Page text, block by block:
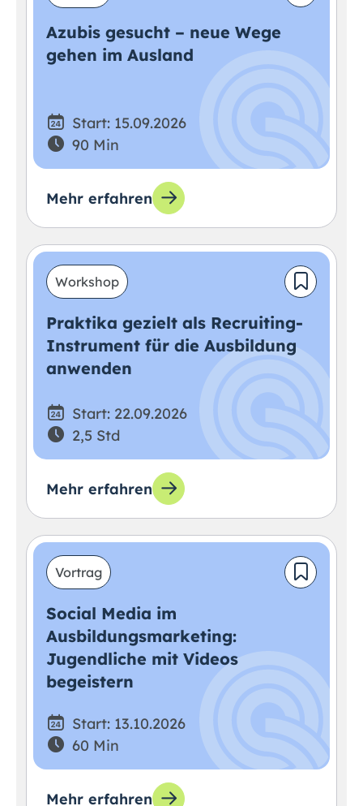
Azubis gesucht – neue Wege
gehen im Ausland
Start: 15.09.2026
90 Min
Mehr erfahren
Workshop
Praktika gezielt als Recruiting-
Instrument für die Ausbildung
anwenden
Start: 22.09.2026
2,5 Std
Mehr erfahren
Vortrag
Social Media im
Ausbildungsmarketing:
Jugendliche mit Videos
begeistern
Start: 13.10.2026
60 Min
Mehr erfahren